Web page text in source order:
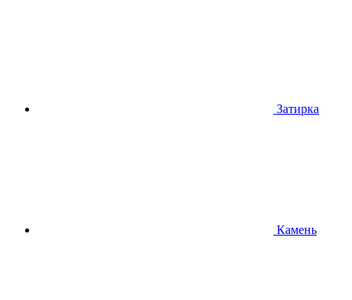
Затирка
Камень